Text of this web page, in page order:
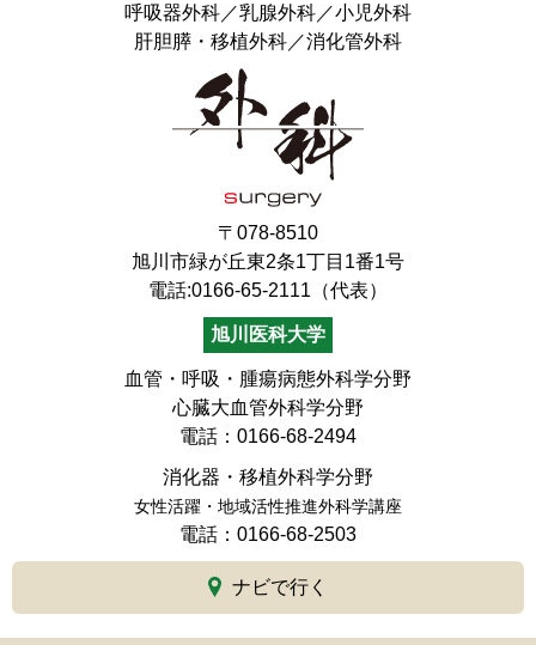
呼吸器外科／乳腺外科／小児外科
肝胆膵・移植外科／消化管外科
〒078-8510
旭川市緑が丘東2条1丁目1番1号
電話:0166-65-2111（代表）
旭川医科大学
血管・呼吸・腫瘍病態外科学分野
心臓大血管外科学分野
電話：0166-68-2494
消化器・移植外科学分野
女性活躍・地域活性推進外科学講座
電話：0166-68-2503
ナビで行く